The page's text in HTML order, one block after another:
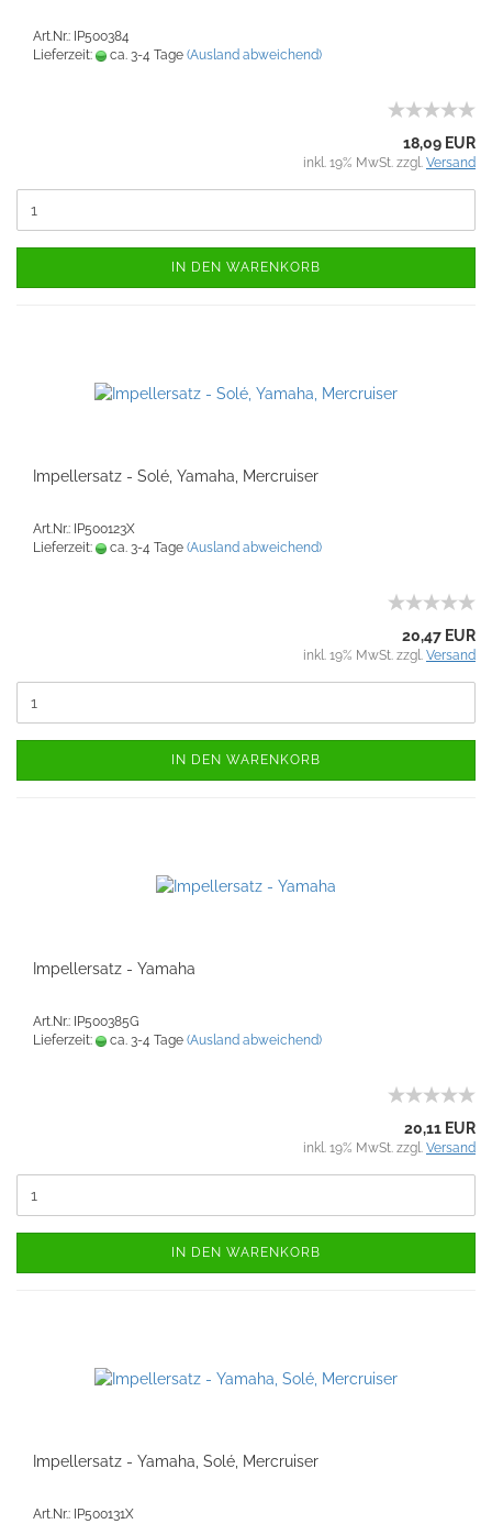
Art.Nr.: IP500384
Lieferzeit:
ca. 3-4 Tage (Ausland abweichend)
18,09 EUR
inkl. 19% MwSt. zzgl. Versand
IN DEN WARENKORB
Impellersatz - Solé, Yamaha, Mercruiser
Art.Nr.: IP500123X
Lieferzeit:
ca. 3-4 Tage (Ausland abweichend)
20,47 EUR
inkl. 19% MwSt. zzgl. Versand
IN DEN WARENKORB
Impellersatz - Yamaha
Art.Nr.: IP500385G
Lieferzeit:
ca. 3-4 Tage (Ausland abweichend)
20,11 EUR
inkl. 19% MwSt. zzgl. Versand
IN DEN WARENKORB
Impellersatz - Yamaha, Solé, Mercruiser
Art.Nr.: IP500131X